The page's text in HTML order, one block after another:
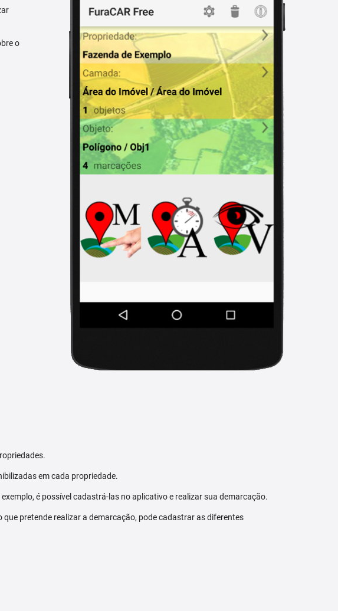
o
em cada propriedade.
é possível cadastrá-las no aplicativo e realizar sua demarcação.
pretende realizar a demarcação, pode cadastrar as diferentes